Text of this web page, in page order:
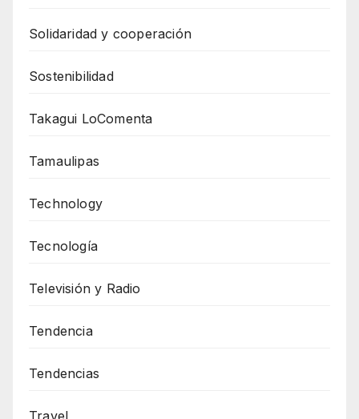
Solidaridad y cooperación
Sostenibilidad
Takagui LoComenta
Tamaulipas
Technology
Tecnología
Televisión y Radio
Tendencia
Tendencias
Travel